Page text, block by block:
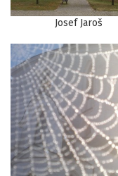
Josef Jaroš